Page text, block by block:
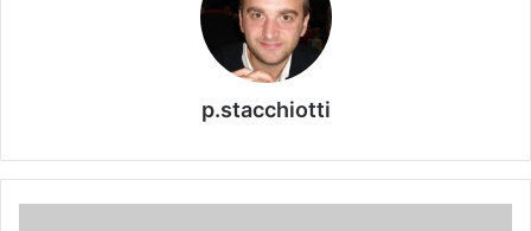
p.stacchiotti